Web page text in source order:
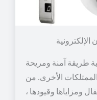
طريقة آمنة ومريحة
الأخرى. من
ومزاياها وقيودها ،